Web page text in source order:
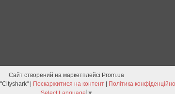
Сайт створений на маркетплейсі Prom.ua
Поскаржитися на контент
Політика